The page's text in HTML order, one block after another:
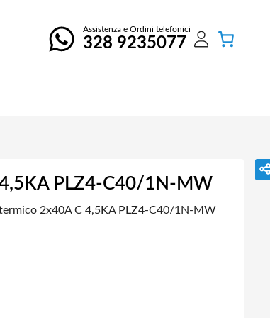
Assistenza e Ordini telefonici
328 9235077
PLZ4-C40/1N-MW
2x40A C 4,5KA PLZ4-C40/1N-MW